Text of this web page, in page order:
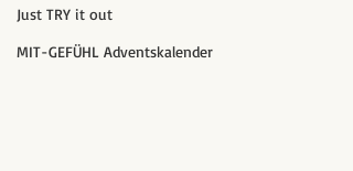
Just TRY it out
MIT-GEFÜHL Adventskalender